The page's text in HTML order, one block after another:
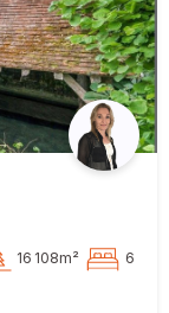
16 108m² 6